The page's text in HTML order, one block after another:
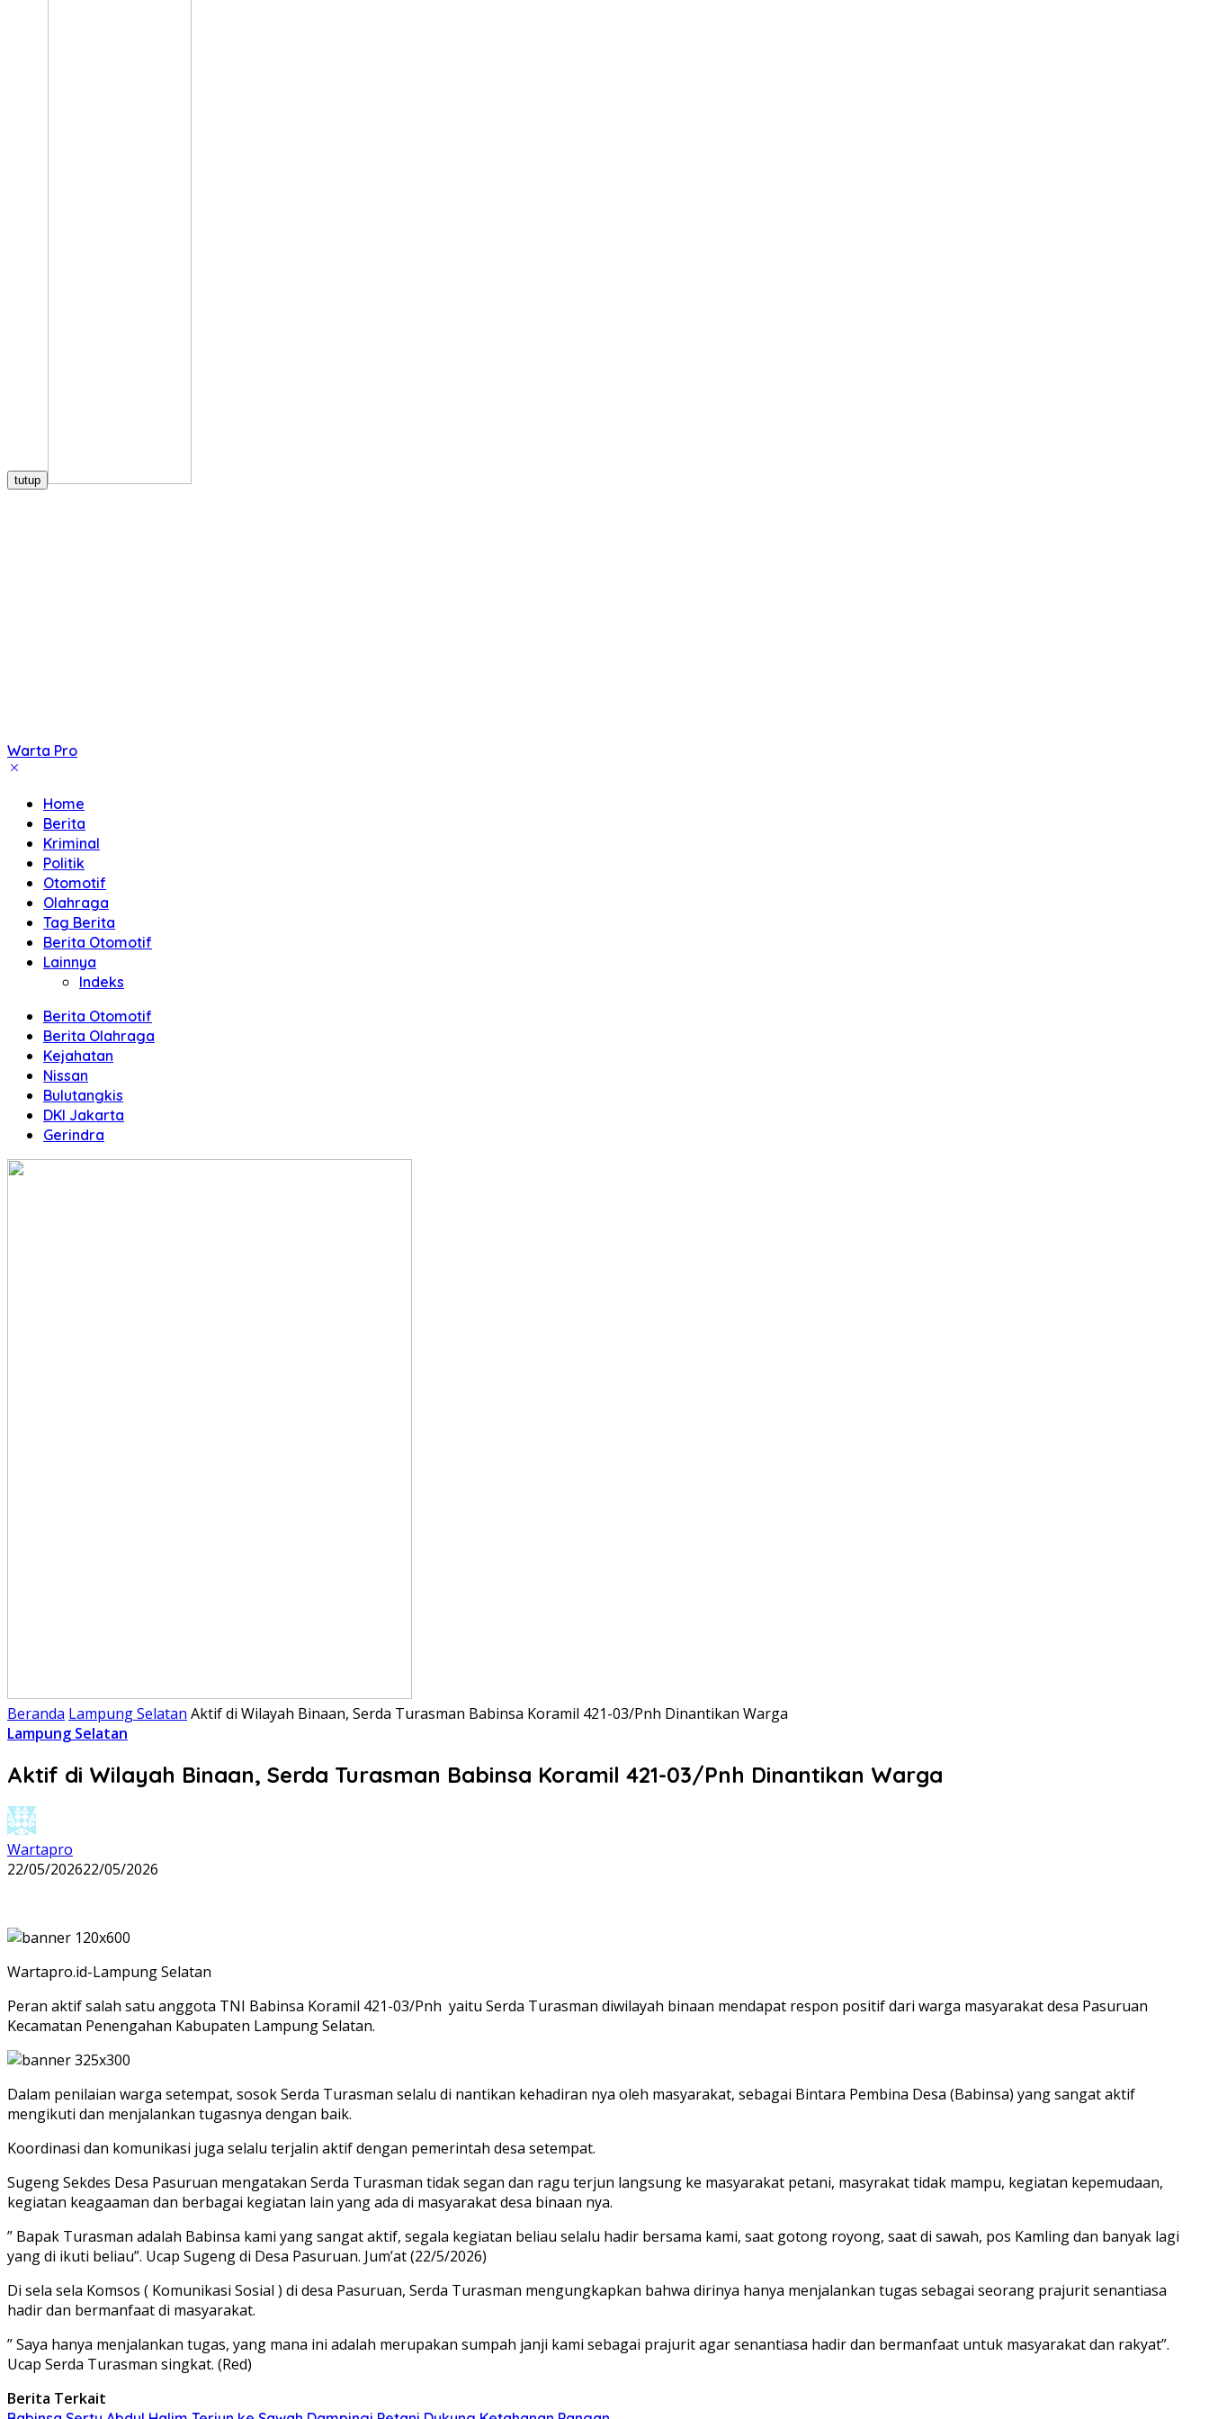
tutup
Warta Pro
Akurat
Terpercaya
Home
Berita
Kriminal
Politik
Otomotif
Olahraga
Tag Berita
Berita Otomotif
Lainnya
Indeks
Berita Otomotif
Berita Olahraga
Kejahatan
Nissan
Bulutangkis
DKI Jakarta
Gerindra
Beranda Lampung Selatan Aktif di Wilayah Binaan, Serda Turasman Babinsa Koramil 421-03/Pnh Dinantikan Warga
Lampung Selatan
Aktif di Wilayah Binaan, Serda Turasman Babinsa Koramil 421-03/Pnh Dinantikan Warga
Wartapro
22/05/202622/05/2026
Wartapro.id-Lampung Selatan
Peran aktif salah satu anggota TNI Babinsa Koramil 421-03/Pnh yaitu Serda Turasman diwilayah binaan mendapat respon positif dari warga masyarakat desa Pasuruan
Kecamatan Penengahan Kabupaten Lampung Selatan.
Dalam penilaian warga setempat, sosok Serda Turasman selalu di nantikan kehadiran nya oleh masyarakat, sebagai Bintara Pembina Desa (Babinsa) yang sangat aktif
mengikuti dan menjalankan tugasnya dengan baik.
Koordinasi dan komunikasi juga selalu terjalin aktif dengan pemerintah desa setempat.
Sugeng Sekdes Desa Pasuruan mengatakan Serda Turasman tidak segan dan ragu terjun langsung ke masyarakat petani, masyrakat tidak mampu, kegiatan kepemudaan,
kegiatan keagaaman dan berbagai kegiatan lain yang ada di masyarakat desa binaan nya.
” Bapak Turasman adalah Babinsa kami yang sangat aktif, segala kegiatan beliau selalu hadir bersama kami, saat gotong royong, saat di sawah, pos Kamling dan banyak lagi
yang di ikuti beliau”. Ucap Sugeng di Desa Pasuruan. Jum’at (22/5/2026)
Di sela sela Komsos ( Komunikasi Sosial ) di desa Pasuruan, Serda Turasman mengungkapkan bahwa dirinya hanya menjalankan tugas sebagai seorang prajurit senantiasa
hadir dan bermanfaat di masyarakat.
” Saya hanya menjalankan tugas, yang mana ini adalah merupakan sumpah janji kami sebagai prajurit agar senantiasa hadir dan bermanfaat untuk masyarakat dan rakyat”.
Ucap Serda Turasman singkat. (Red)
Berita Terkait